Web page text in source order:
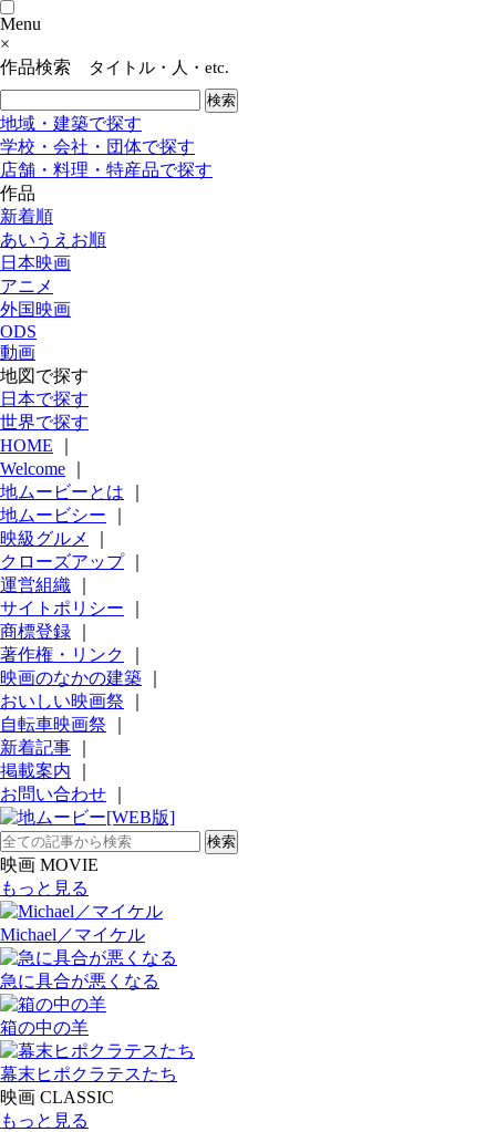
Menu
×
作品検索
タイトル・人・etc.
地域・建築で探す
学校・会社・団体で探す
店舗・料理・特産品で探す
作品
新着順
あいうえお順
日本映画
アニメ
外国映画
ODS
動画
地図で探す
日本で探す
世界で探す
HOME
Welcome
地ムービーとは
地ムービシー
映級グルメ
クローズアップ｜
運営組織
サイトポリシー
商標登録
著作権・リンク
映画のなかの建築
おいしい映画祭
自転車映画祭
新着記事
掲載案内
お問い合わせ
映画 MOVIE
もっと見る
Michael／マイケル
急に具合が悪くなる
箱の中の羊
幕末ヒポクラテスたち
映画 CLASSIC
もっと見る